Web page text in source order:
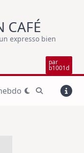
CAFÉ
expresso bien
par
b1001d